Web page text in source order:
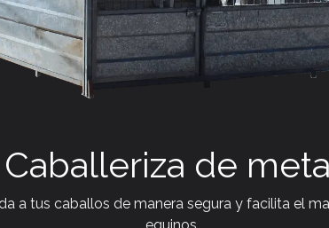
Caballeriza de
a tus caballos de manera segura y facilita el